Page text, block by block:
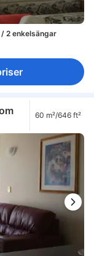
2 enkelsängar
60 m²/646 ft²